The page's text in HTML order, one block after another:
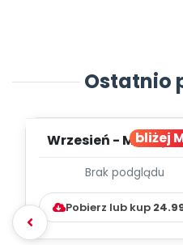
Ostatnio
bliżej
Wrzesień -
WYCHOWAWCZO –
DYDAKTYC...
Brak podglądu
Pobierz lub kup